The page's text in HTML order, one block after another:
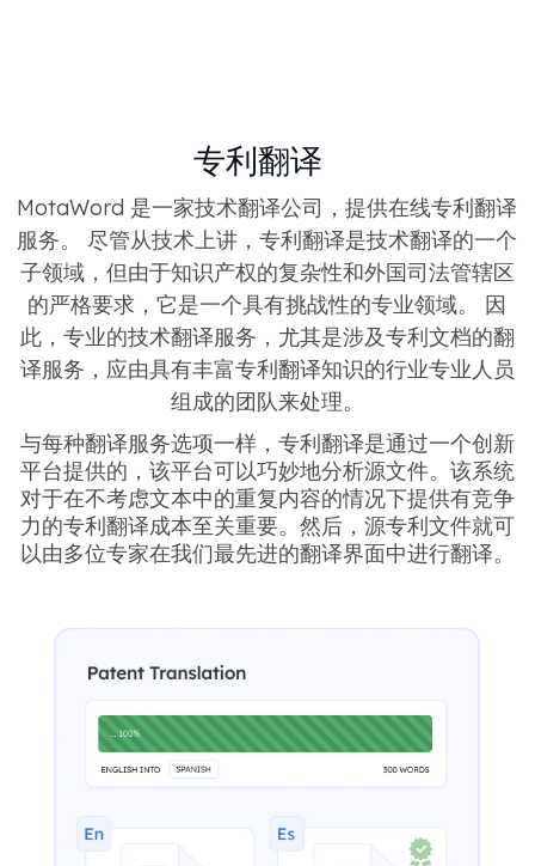
专利翻译
MotaWord 是一家技术翻译公司，提供在线专利翻译
服务。 尽管从技术上讲，专利翻译是技术翻译的一个
子领域，但由于知识产权的复杂性和外国司法管辖区
的严格要求，它是一个具有挑战性的专业领域。 因
此，专业的技术翻译服务，尤其是涉及专利文档的翻
译服务，应由具有丰富专利翻译知识的行业专业人员
组成的团队来处理。
与每种翻译服务选项一样，专利翻译是通过一个创新
平台提供的，该平台可以巧妙地分析源文件。该系统
对于在不考虑文本中的重复内容的情况下提供有竞争
力的专利翻译成本至关重要。然后，源专利文件就可
以由多位专家在我们最先进的翻译界面中进行翻译。